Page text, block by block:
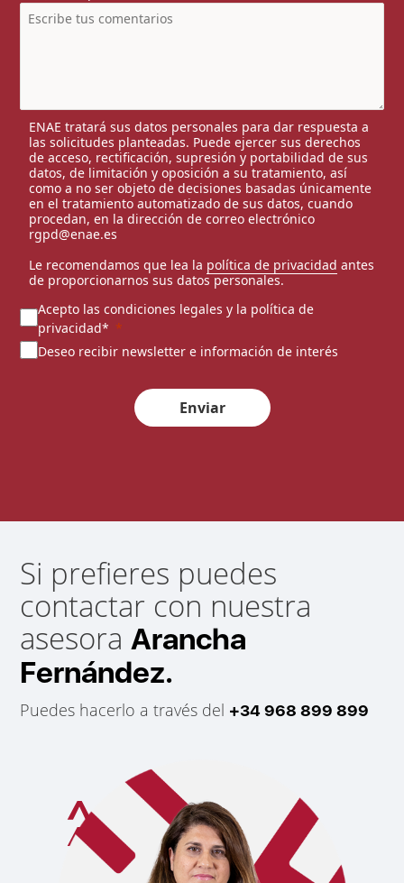
ENAE tratará sus datos personales para dar respuesta a
las solicitudes planteadas. Puede ejercer sus derechos
de acceso, rectificación, supresión y portabilidad de sus
datos, de limitación y oposición a su tratamiento, así
como a no ser objeto de decisiones basadas únicamente
en el tratamiento automatizado de sus datos, cuando
procedan, en la dirección de correo electrónico
rgpd@enae.es
Le recomendamos que lea la política de privacidad antes
de proporcionarnos sus datos personales.
Acepto las condiciones legales y la política de
privacidad*
Deseo recibir newsletter e información de interés
Enviar
Si prefieres puedes
contactar con nuestra
asesoraArancha
Fernández.
Puedes hacerlo a través del +34 968 899 899